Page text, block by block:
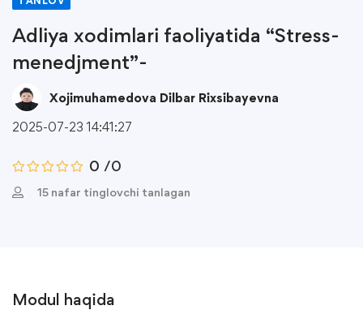
Adliya xodimlari faoliyatida “Stress-
menedjment”-
Xojimuhamedova Dilbar Rixsibayevna
2025-07-23 14:41:27
0 /0
15 nafar tinglovchi tanlagan
Modul haqida